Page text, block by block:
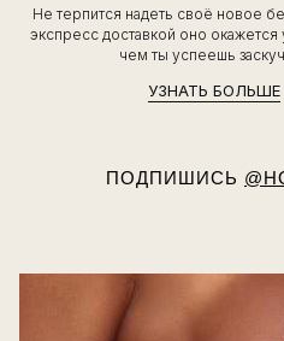
Не терпится надеть своё новое
экспресс доставкой оно окажется
чем ты успеешь
УЗНАТЬ БОЛЬШЕ
ПОДПИШИСЬ